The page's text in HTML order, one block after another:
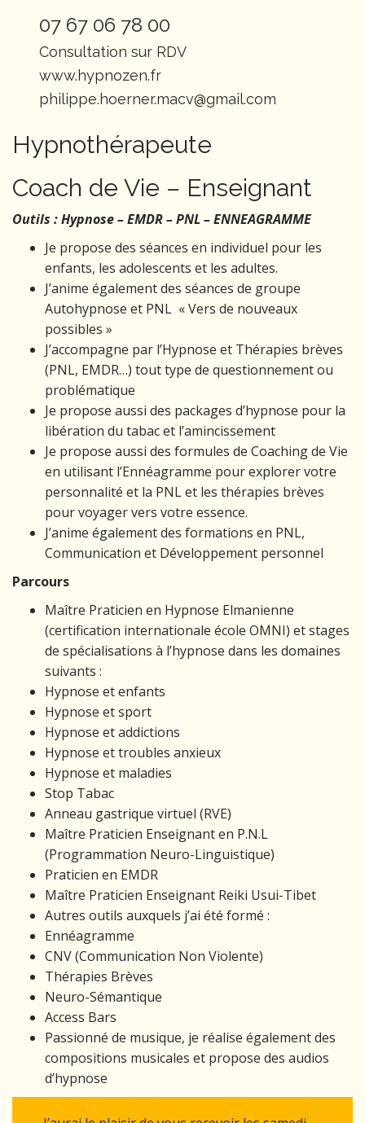
07 67 06 78 00
Consultation sur RDV
www.hypnozen.fr
philippe.hoerner.macv@gmail.com
Hypnothérapeute
Coach de Vie – Enseignant
Outils : Hypnose – EMDR – PNL – ENNEAGRAMME
Je propose des séances en individuel pour les
enfants, les adolescents et les adultes.
J’anime également des séances de groupe
Autohypnose et PNL « Vers de nouveaux
possibles »
J’accompagne par l’Hypnose et Thérapies brèves
(PNL, EMDR…) tout type de questionnement ou
problématique
Je propose aussi des packages d’hypnose pour la
libération du tabac et l’amincissement
Je propose aussi des formules de Coaching de Vie
en utilisant l’Ennéagramme pour explorer votre
personnalité et la PNL et les thérapies brèves
pour voyager vers votre essence.
J’anime également des formations en PNL,
Communication et Développement personnel
Parcours
Maître Praticien en Hypnose Elmanienne
(certification internationale école OMNI) et stages
de spécialisations à l’hypnose dans les domaines
suivants :
Hypnose et enfants
Hypnose et sport
Hypnose et addictions
Hypnose et troubles anxieux
Hypnose et maladies
Stop Tabac
Anneau gastrique virtuel (RVE)
Maître Praticien Enseignant en P.N.L
(Programmation Neuro-Linguistique)
Praticien en EMDR
Maître Praticien Enseignant Reiki Usui-Tibet
Autres outils auxquels j’ai été formé :
Ennéagramme
CNV (Communication Non Violente)
Thérapies Brèves
Neuro-Sémantique
Access Bars
Passionné de musique, je réalise également des
compositions musicales et propose des audios
d’hypnose